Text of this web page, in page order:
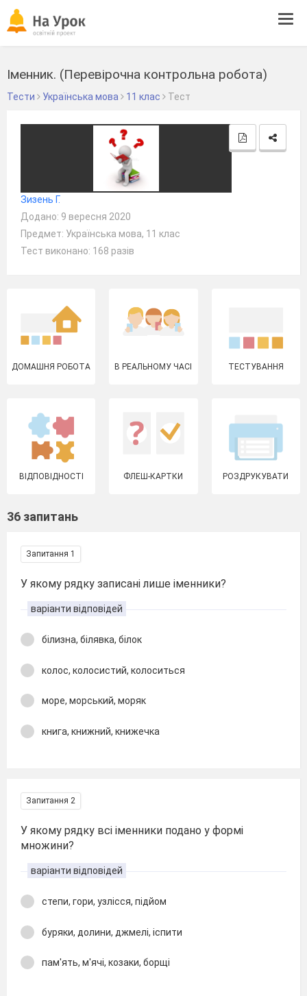
Іменник. (Перевірочна контрольна робота)
Тести Українська мова 11 клас Тест
Зизень Г.
Додано: 9 вересня 2020
Предмет: Українська мова, 11 клас
Тест виконано: 168 разів
ДОМАШНЯ РОБОТА В РЕАЛЬНОМУ ЧАСІ ТЕСТУВАННЯ
ВІДПОВІДНОСТІ ФЛЕШ-КАРТКИ РОЗДРУКУВАТИ
36 запитань
Запитання 1
У якому рядку записані лише іменники?
варіанти відповідей
білизна, білявка, білок
колос, колосистий, колоситься
море, морський, моряк
книга, книжний, книжечка
Запитання 2
У якому рядку всі іменники подано у формі
множини?
варіанти відповідей
степи, гори, узлісся, підйом
буряки, долини, джмелі, іспити
пам'ять, м'ячі, козаки, борщі